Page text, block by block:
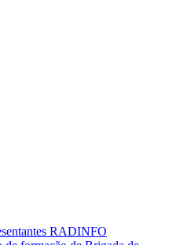
RADINFO